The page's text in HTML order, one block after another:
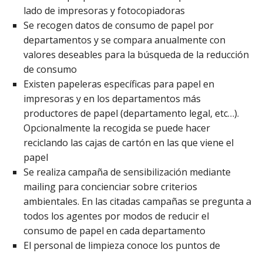
lado de impresoras y fotocopiadoras
Se recogen datos de consumo de papel por
departamentos y se compara anualmente con
valores deseables para la búsqueda de la reducción
de consumo
Existen papeleras específicas para papel en
impresoras y en los departamentos más
productores de papel (departamento legal, etc…).
Opcionalmente la recogida se puede hacer
reciclando las cajas de cartón en las que viene el
papel
Se realiza campaña de sensibilización mediante
mailing para concienciar sobre criterios
ambientales. En las citadas campañas se pregunta a
todos los agentes por modos de reducir el
consumo de papel en cada departamento
El personal de limpieza conoce los puntos de